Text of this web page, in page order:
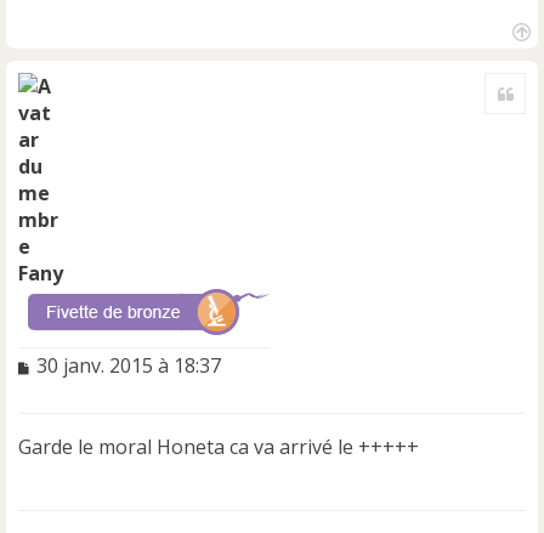
Fany
M
a
30 janv. 2015 à 18:37
Garde le moral Honeta ca va arrivé le +++++